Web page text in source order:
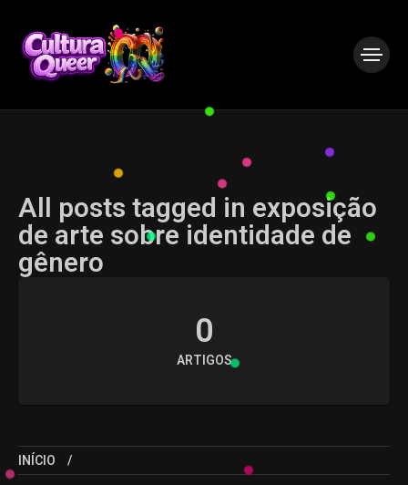
All posts tagged in exposição
de arte sobre identidade de
gênero
0
ARTIGOS
INÍCIO